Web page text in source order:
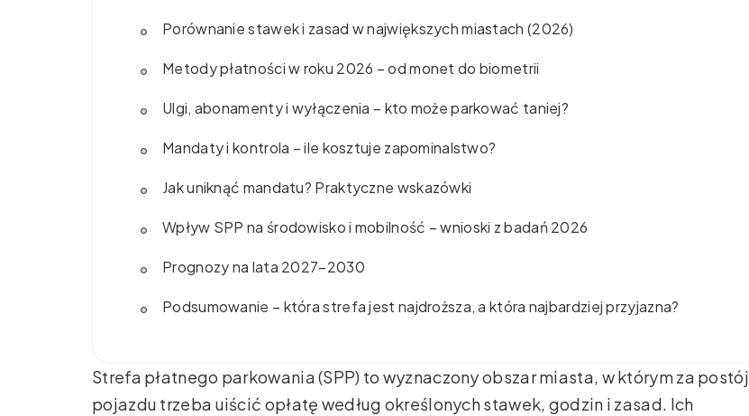
Porównanie stawek i zasad w największych miastach (2026)
Metody płatności w roku 2026 – od monet do biometrii
Ulgi, abonamenty i wyłączenia – kto może parkować taniej?
Mandaty i kontrola – ile kosztuje zapominalstwo?
Jak uniknąć mandatu? Praktyczne wskazówki
Wpływ SPP na środowisko i mobilność – wnioski z badań 2026
Prognozy na lata 2027–2030
Podsumowanie – która strefa jest najdroższa, a która najbardziej przyjazna?
Strefa płatnego parkowania (SPP) to wyznaczony obszar miasta, w którym za postój
pojazdu trzeba uiścić opłatę według określonych stawek, godzin i zasad. Ich